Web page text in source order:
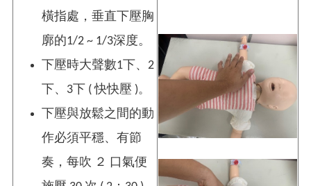
橫指處，垂直下壓胸
廓的1/2 ~ 1/3深度。
下壓時大聲數1下、2
下、3下 ( 快快壓 )。
下壓與放鬆之間的動
作必須平穩、有節
奏，每吹 ２ 口氣便